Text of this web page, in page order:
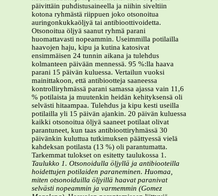
päivittäin puhdistusaineella ja niihin siveltiin
kotona ryhmästä riippuen joko otsonoitua
auringonkukkaöljyä tai antibioottivoidetta.
Otsonoitua öljyä saanut ryhmä parani
huomattavasti nopeammin. Useimmilla potilailla
haavojen haju, kipu ja kutina katosivat
ensimmäisen 24 tunnin aikana ja tulehdus
kolmanteen päivään mennessä. 95 %:lla haava
parani 15 päivän kuluessa. Vertailun vuoksi
mainittakoon, että antibiootteja saaneessa
kontrolliryhmässä parani samassa ajassa vain 11,6
% potilaista ja muutenkin heidän kehityksensä oli
selvästi hitaampaa. Tulehdus ja kipu kesti useilla
potilailla yli 15 päivän ajankin. 20 päivän kuluessa
kaikki otsonoitua öljyä saaneet potilaat olivat
parantuneet, kun taas antibioottiryhmässä 30
päivänkin kuluttua tutkimuksen päättyessä vielä
kahdeksan potilasta (13 %) oli parantumatta.
Tarkemmat tulokset on esitetty taulukossa 1.
Taulukko 1. Otsonoidulla öljyllä ja antibiooteilla
hoidettujen potilaiden paraneminen. Huomaa,
miten otsonoiduilla öljyillä haavat paranivat
selvästi nopeammin ja varmemmin (Gomez